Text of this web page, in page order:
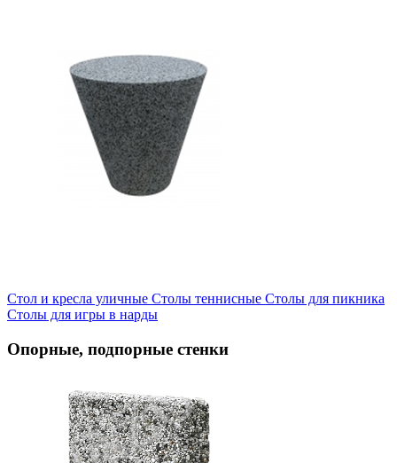
Стол и кресла уличные Cтолы теннисные Столы для пикника
Столы для игры в нарды
Опорные, подпорные стенки